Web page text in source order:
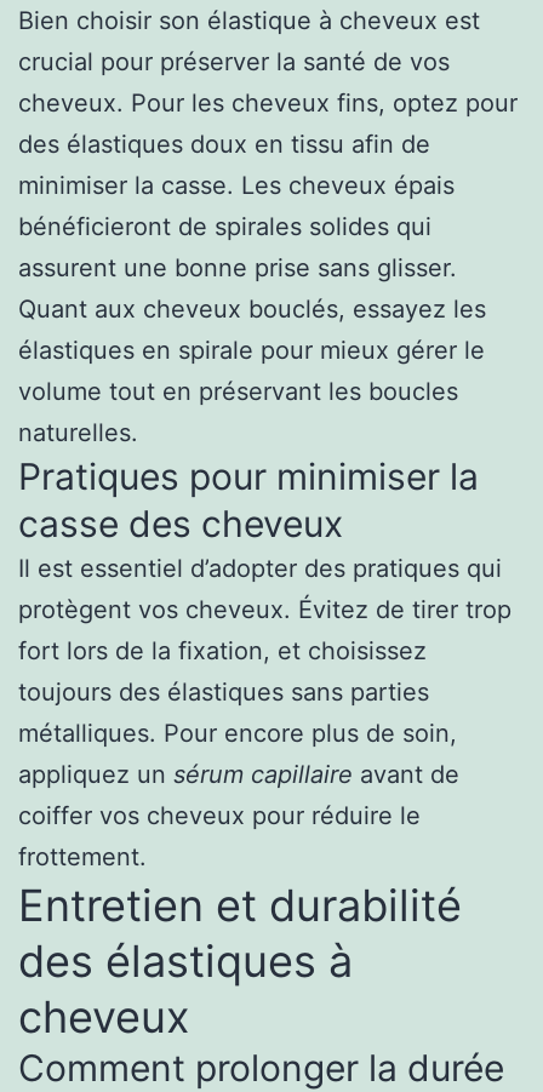
Bien choisir son élastique à cheveux est
crucial pour préserver la santé de vos
cheveux. Pour les cheveux fins, optez pour
des élastiques doux en tissu afin de
minimiser la casse. Les cheveux épais
bénéficieront de spirales solides qui
assurent une bonne prise sans glisser.
Quant aux cheveux bouclés, essayez les
élastiques en spirale pour mieux gérer le
volume tout en préservant les boucles
naturelles.
Pratiques pour minimiser la
casse des cheveux
Il est essentiel d’adopter des pratiques qui
protègent vos cheveux. Évitez de tirer trop
fort lors de la fixation, et choisissez
toujours des élastiques sans parties
métalliques. Pour encore plus de soin,
appliquez un sérum capillaire avant de
coiffer vos cheveux pour réduire le
frottement.
Entretien et durabilité
des élastiques à
cheveux
Comment prolonger la durée